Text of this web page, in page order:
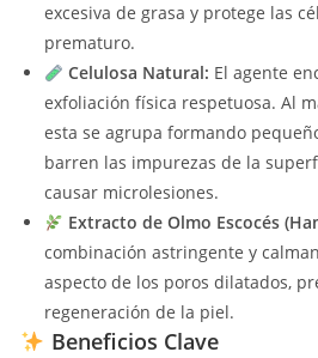
excesiva de grasa y protege las
prematuro.
Celulosa Natural: El agente
exfoliación física respetuosa. Al
esta se agrupa formando
barren las impurezas de la
causar microlesiones.
Extracto de Olmo Escocés
combinación astringente y
aspecto de los poros dilatados,
regeneración de la piel.
Beneficios Clave